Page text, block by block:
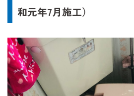
和元年7月施工）